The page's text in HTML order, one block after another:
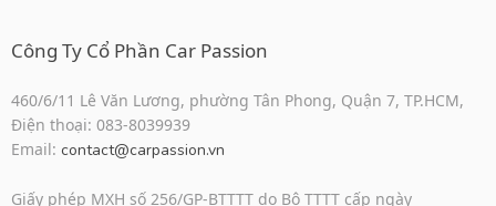
Công Ty Cổ Phần Car Passion
460/6/11 Lê Văn Lương, phường Tân Phong, Quận 7, TP.HCM,
Điện thoại: 083-8039939
Email: contact@carpassion.vn
Giấy phép MXH số 256/GP-BTTTT do Bộ TTTT cấp ngày